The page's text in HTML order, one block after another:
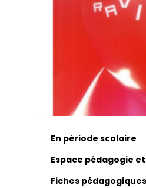
En période scolaire
Espace pédagogie
Fiches pédagogiques